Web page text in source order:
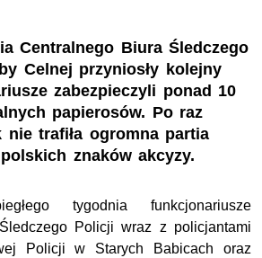
Centralnego Biura Śledczego
Celnej przyniosły kolejny
zabezpieczyli ponad 10
papierosów. Po raz
nie trafiła ogromna partia
znaków akcyzy.
tygodnia funkcjonariusze
Policji wraz z policjantami
Policji w Starych Babicach oraz